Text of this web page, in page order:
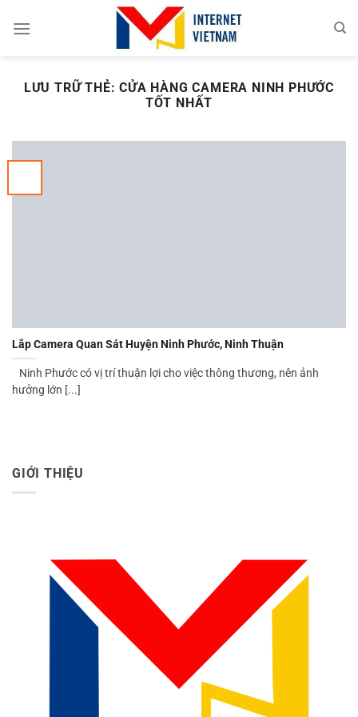
đến
LƯU TRỮ THẺ:CỬA HÀNG CAMERA NINH PHƯỚC
TỐT NHẤT
Lắp Camera Quan Sát Huyện Ninh Phước, Ninh Thuận
Ninh Phước có vị trí thuận lợi cho việc thông thương, nên ảnh
hưởng lớn [...]
GIỚI THIỆU